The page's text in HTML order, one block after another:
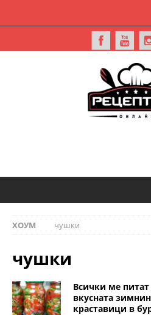
ХОУМ чушки
чушки
Всички ме
вкусната
краставици в